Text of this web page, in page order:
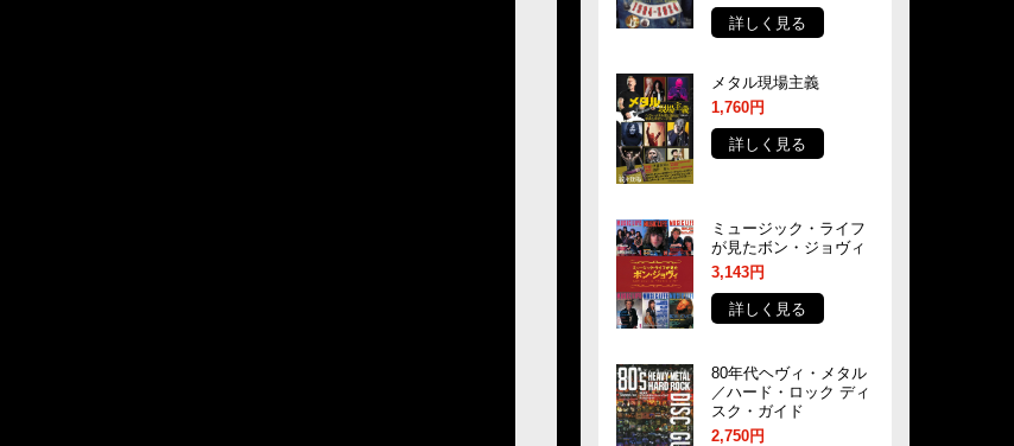
詳しく見る
メタル現場主義
1,760円
詳しく見る
ミュージック・ライフ
が見たボン・ジョヴィ
3,143円
詳しく見る
80年代ヘヴィ・メタル
／ハード・ロック ディ
スク・ガイド
2,750円